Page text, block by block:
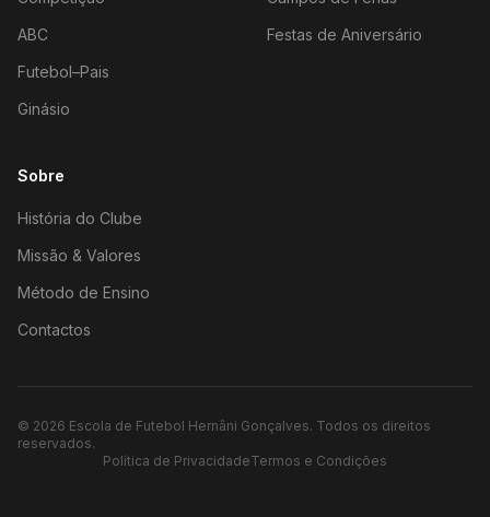
ABC
Futebol–Pais
Ginásio
Festas de Aniversário
Sobre
História do Clube
Missão & Valores
Método de Ensino
Contactos
© 2026 Escola de Futebol Hernâni Gonçalves. Todos os direitos
reservados.
Política de PrivacidadeTermos e Condições